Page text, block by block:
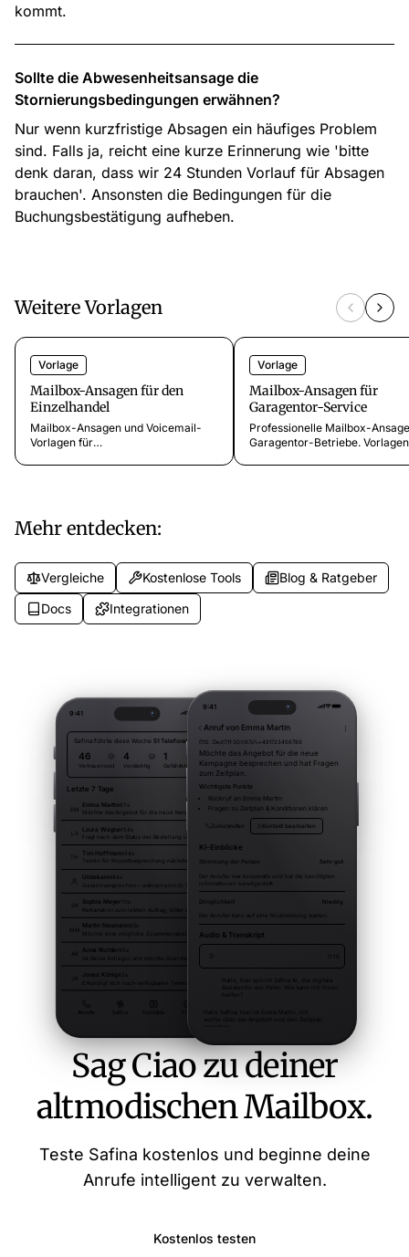
kommt.
Sollte die Abwesenheitsansage die
Stornierungsbedingungen erwähnen?
Nur wenn kurzfristige Absagen ein häufiges Problem
sind. Falls ja, reicht eine kurze Erinnerung wie 'bitte
denk daran, dass wir 24 Stunden Vorlauf für Absagen
brauchen'. Ansonsten die Bedingungen für die
Buchungsbestätigung aufheben.
Weitere Vorlagen
Vorlage
Mailbox-Ansagen für den
Einzelhandel
Mailbox-Ansagen und Voicemail-
Vorlagen für
Vorlage
Mailbox-Ansagen für
Garagentor-Service
Professionelle Mailbox-
Garagentor-Betriebe.
Mehr entdecken:
Vergleiche Kostenlose Tools
Blog & Ratgeber
Docs
Integrationen
Sag Ciao zu deiner
altmodischen Mailbox.
Teste Safina kostenlos und beginne deine
Anrufe intelligent zu verwalten.
Kostenlos testen